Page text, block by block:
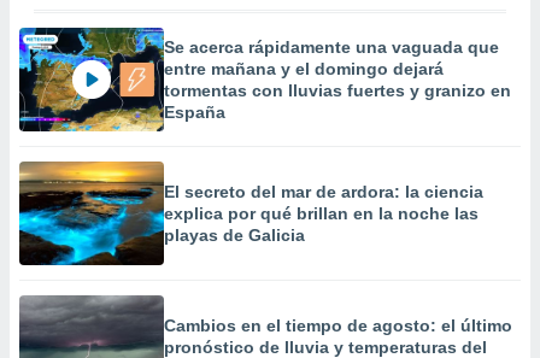
de
o a través
de
de
uso de
con el
e
mediante
Se acerca rápidamente una vaguada que
entre mañana y el domingo dejará
tormentas con lluvias fuertes y granizo en
España
El secreto del mar de ardora: la ciencia
explica por qué brillan en la noche las
playas de Galicia
Cambios en el tiempo de agosto: el último
pronóstico de lluvia y temperaturas del